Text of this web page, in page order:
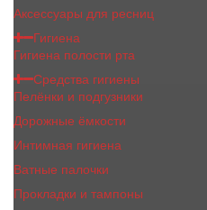
Аксессуары для ресниц
Гигиена
Гигиена полости рта
Средства гигиены
Пелёнки и подгузники
Дорожные ёмкости
Интимная гигиена
Ватные палочки
Прокладки и тампоны